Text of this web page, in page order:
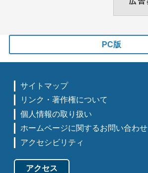
PC版
サイトマップ
リンク・著作権について
個人情報の取り扱い
ホームページに関するお問い合わせ
アクセシビリティ
アクセス